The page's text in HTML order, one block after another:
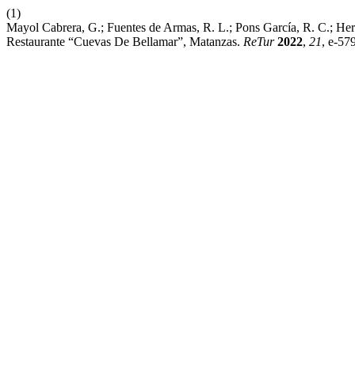
(1)
Mayol Cabrera, G.; Fuentes de Armas, R. L.; Pons García, R. C.;
Restaurante “Cuevas De Bellamar”, Matanzas. ReTur 2022, 21, e-